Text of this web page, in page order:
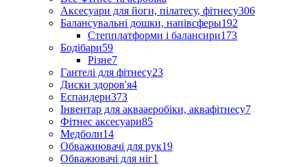
Аксесуари для йоги, пілатесу, фітнесу306
Балансувальні дошки, напівсферы192
Степплатформи і балансири173
Бодібари59
Різне7
Гантелі для фітнесу23
Диски здоров'я4
Еспандери373
Інвентар для аквааеробіки, аквафітнесу7
Фітнес аксесуари85
Медболи14
Обважнювачі для рук19
Обважювачі для ніг1